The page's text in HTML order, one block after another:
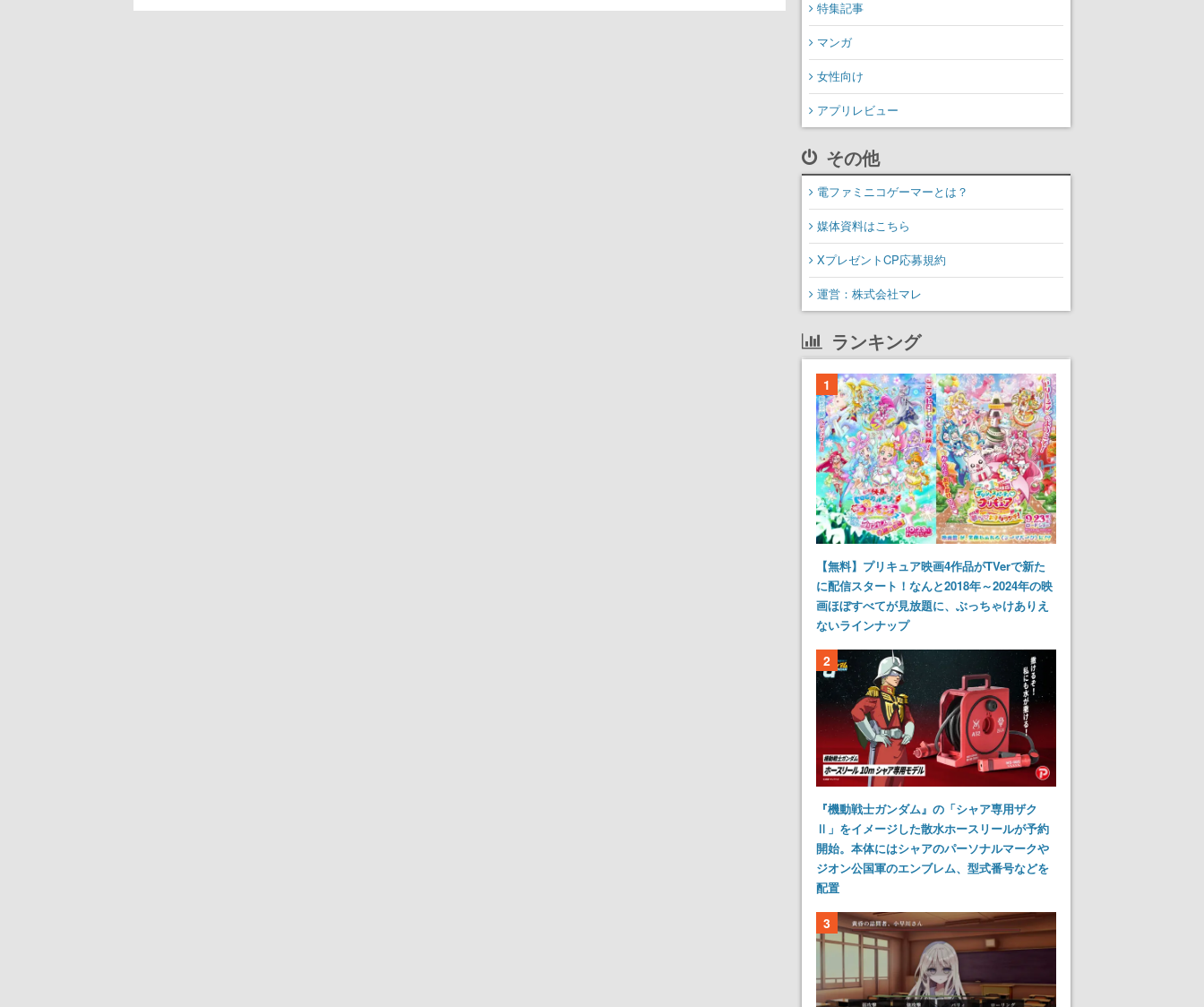
特集記事
マンガ
女性向け
アプリレビュー
その他
電ファミニコゲーマーとは？
媒体資料はこちら
XプレゼントCP応募規約
運営：株式会社マレ
ランキング
1
【無料】プリキュア映画4作品がTVerで新た
に配信スタート！なんと2018年～2024年の映
画ほぼすべてが見放題に、ぶっちゃけありえ
ないラインナップ
2
『機動戦士ガンダム』の「シャア専用ザク
Ⅱ」をイメージした散水ホースリールが予約
開始。本体にはシャアのパーソナルマークや
ジオン公国軍のエンブレム、型式番号などを
配置
3